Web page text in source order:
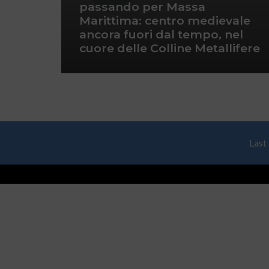
passando per Massa
Marittima: centro medievale
ancora fuori dal tempo, nel
cuore delle Colline Metallifere